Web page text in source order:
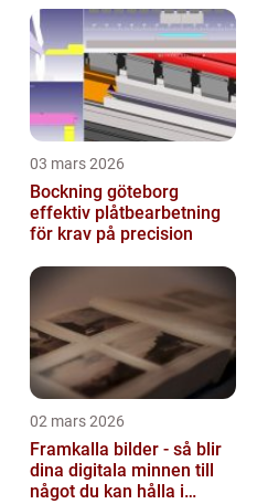
03 mars 2026
Bockning göteborg
effektiv plåtbearbetning
för krav på precision
02 mars 2026
Framkalla bilder - så blir
dina digitala minnen till
något du kan hålla i